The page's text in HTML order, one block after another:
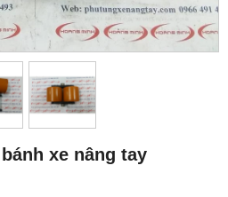
xe nâng tay